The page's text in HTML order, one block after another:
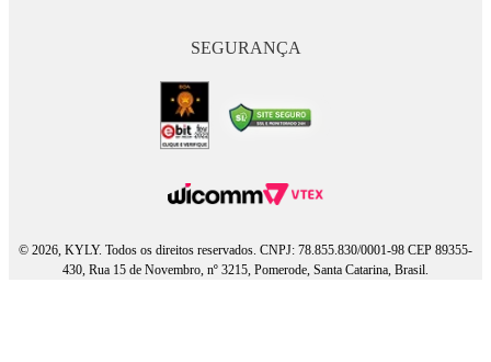
SEGURANÇA
© 2026, KYLY. Todos os direitos reservados. CNPJ: 78.855.830/0001-98 CEP 89355-
430, Rua 15 de Novembro, nº 3215, Pomerode, Santa Catarina, Brasil.